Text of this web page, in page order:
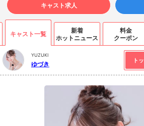
キャスト求人
キャスト一覧
新着
ホットニュース
料金
クーポン
YUZUKI
ゆづき ト